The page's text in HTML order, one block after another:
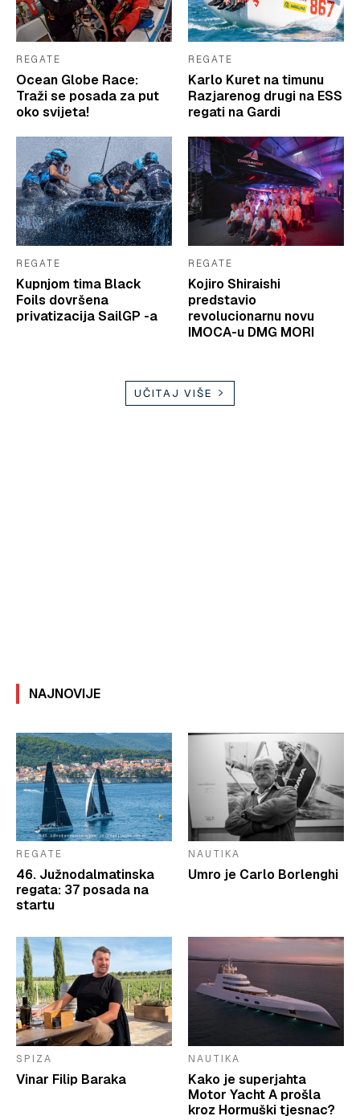
REGATE
Ocean Globe Race:
Traži se posada za put
oko svijeta!
REGATE
Karlo Kuret na timunu
Razjarenog drugi na ESS
regati na Gardi
REGATE
Kupnjom tima Black
Foils dovršena
privatizacija SailGP -a
REGATE
Kojiro Shiraishi
predstavio
revolucionarnu novu
IMOCA-u DMG MORI
UČITAJ VIŠE
NAJNOVIJE
REGATE
46. Južnodalmatinska
regata: 37 posada na
startu
NAUTIKA
Umro je Carlo Borlenghi
SPIZA
Vinar Filip Baraka
NAUTIKA
Kako je superjahta
Motor Yacht A prošla
kroz Hormuški tjesnac?